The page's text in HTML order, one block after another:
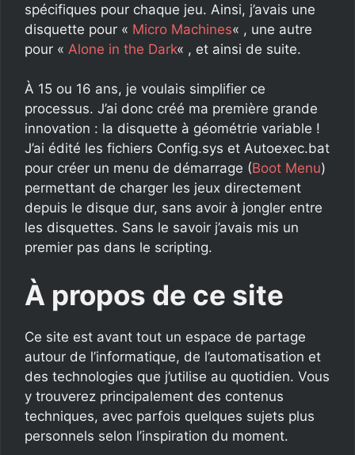
spécifiques pour chaque jeu. Ainsi, j’avais une
disquette pour « Micro Machines« , une autre
pour « Alone in the Dark« , et ainsi de suite.
À 15 ou 16 ans, je voulais simplifier ce
processus. J’ai donc créé ma première grande
innovation : la disquette à géométrie variable !
J’ai édité les fichiers Config.sys et Autoexec.bat
pour créer un menu de démarrage (Boot Menu)
permettant de charger les jeux directement
depuis le disque dur, sans avoir à jongler entre
les disquettes. Sans le savoir j’avais mis un
premier pas dans le scripting.
À propos de ce site
Ce site est avant tout un espace de partage
autour de l’informatique, de l’automatisation et
des technologies que j’utilise au quotidien. Vous
y trouverez principalement des contenus
techniques, avec parfois quelques sujets plus
personnels selon l’inspiration du moment.